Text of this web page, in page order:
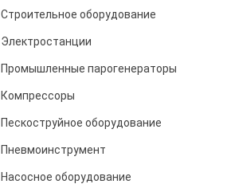
Строительное оборудование
Электростанции
Промышленные парогенераторы
Компрессоры
Пескоструйное оборудование
Пневмоинструмент
Насосное оборудование